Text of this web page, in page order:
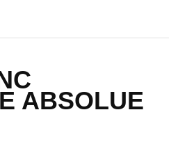
ABSOLUE